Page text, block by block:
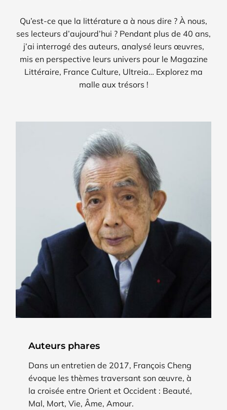
Qu’est-ce que la littérature a à nous dire ? À nous,
ses lecteurs d’aujourd’hui ? Pendant plus de 40 ans,
j’ai interrogé des auteurs, analysé leurs œuvres,
mis en perspective leurs univers pour le Magazine
Littéraire, France Culture, Ultreia… Explorez ma
malle aux trésors !
Auteurs phares
Dans un entretien de 2017, François Cheng
évoque les thèmes traversant son œuvre, à
la croisée entre Orient et Occident : Beauté,
Mal, Mort, Vie, Âme, Amour.